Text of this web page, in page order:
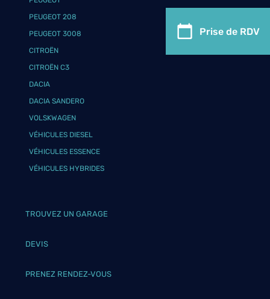
Prise de RDV
PEUGEOT 208
PEUGEOT 3008
CITROËN
CITROËN C3
DACIA
DACIA SANDERO
VOLSKWAGEN
VÉHICULES DIESEL
VÉHICULES ESSENCE
VÉHICULES HYBRIDES
TROUVEZ UN GARAGE
DEVIS
PRENEZ RENDEZ-VOUS